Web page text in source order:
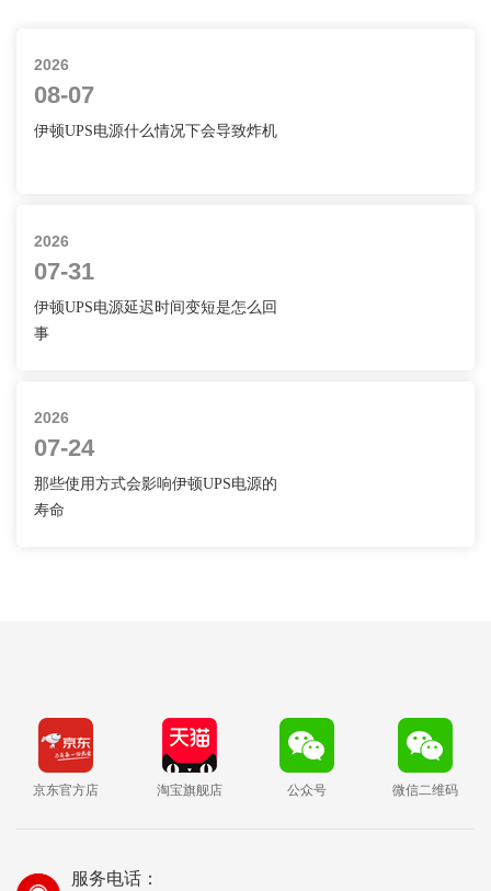
2026
08-07
伊顿UPS电源什么情况下会导致炸机
2026
07-31
伊顿UPS电源延迟时间变短是怎么回
事
2026
07-24
那些使用方式会影响伊顿UPS电源的
寿命
京东官方店 淘宝旗舰店 公众号 微信二维码
服务电话：